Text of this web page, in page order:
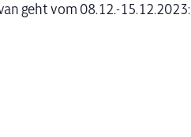
geht vom 08.12.-15.12.2023: